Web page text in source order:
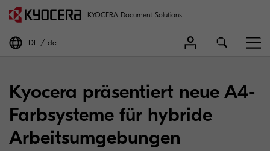
KYOCERA Document Solutions
DE de
Kyocera präsentiert neue A4-
Farbsysteme für hybride
Arbeitsumgebungen